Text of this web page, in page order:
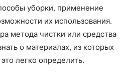
уборки, применение
их использования.
метода чистки или средства
о материалах, из которых
легко определить.